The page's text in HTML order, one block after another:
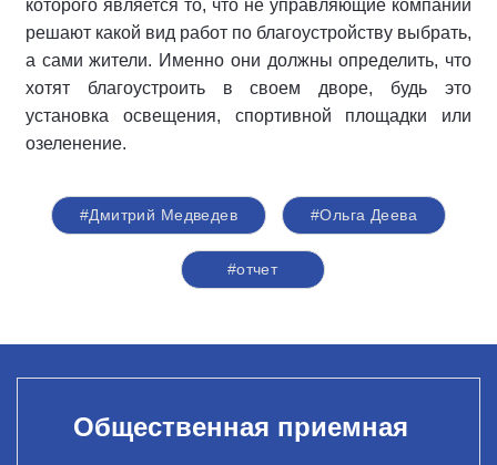
которого является то, что не управляющие компании
решают какой вид работ по благоустройству выбрать,
а сами жители. Именно они должны определить, что
хотят благоустроить в своем дворе, будь это
установка освещения, спортивной площадки или
озеленение.
#Дмитрий Медведев #Ольга Деева
#отчет
Общественная приемная